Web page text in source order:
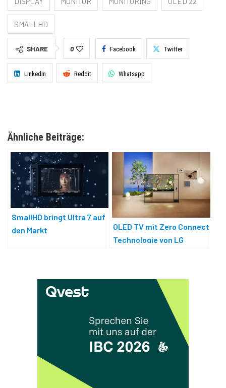
SMALLHD
SHARE 0 Facebook Twitter
Linkedin Reddit Whatsapp
Ähnliche Beiträge:
SmallHD bringt Ultra 7 auf
den Markt
OLED TV mit Zero Connect
Technologie von LG